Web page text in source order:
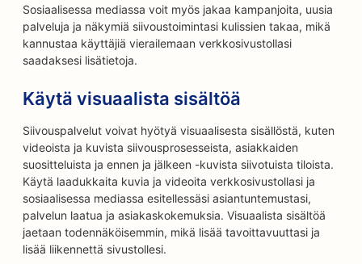
Sosiaalisessa mediassa voit myös jakaa kampanjoita, uusia
palveluja ja näkymiä siivoustoimintasi kulissien takaa, mikä
kannustaa käyttäjiä vierailemaan verkkosivustollasi
saadaksesi lisätietoja.
Käytä visuaalista sisältöä
Siivouspalvelut voivat hyötyä visuaalisesta sisällöstä, kuten
videoista ja kuvista siivousprosesseista, asiakkaiden
suositteluista ja ennen ja jälkeen -kuvista siivotuista tiloista.
Käytä laadukkaita kuvia ja videoita verkkosivustollasi ja
sosiaalisessa mediassa esitellessäsi asiantuntemustasi,
palvelun laatua ja asiakaskokemuksia. Visuaalista sisältöä
jaetaan todennäköisemmin, mikä lisää tavoittavuuttasi ja
lisää liikennettä sivustollesi.